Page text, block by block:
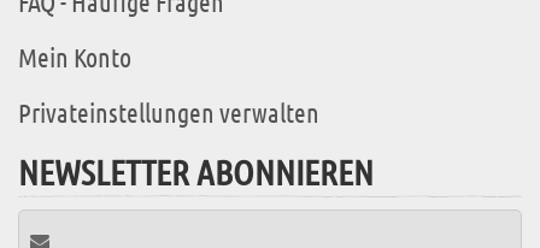
Mein Konto
Privateinstellungen verwalten
NEWSLETTER ABONNIEREN